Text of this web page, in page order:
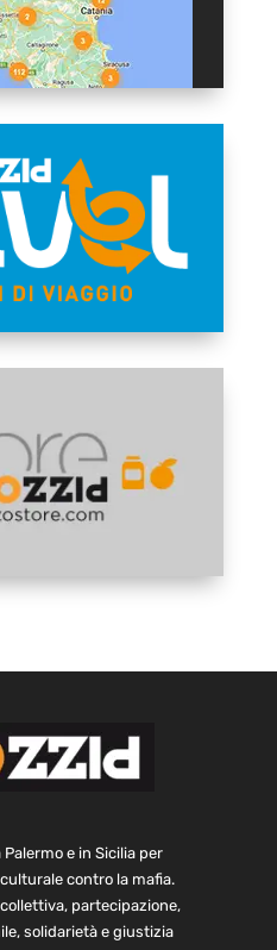
e in Sicilia per
contro la mafia.
partecipazione,
solidarietà e giustizia